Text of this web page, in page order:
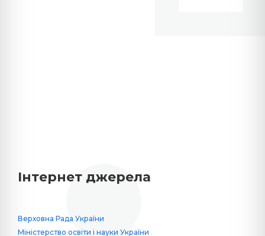
Інтернет джерела
Верховна Рада України
Міністерство освіти і науки України